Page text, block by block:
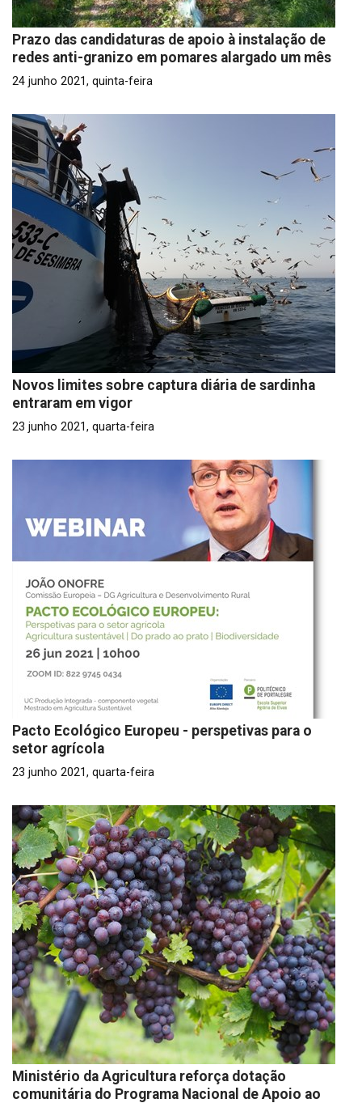
Prazo das candidaturas de apoio à instalação de
redes anti-granizo em pomares alargado um mês
24 junho 2021, quinta-feira
Novos limites sobre captura diária de sardinha
entraram em vigor
23 junho 2021, quarta-feira
Pacto Ecológico Europeu - perspetivas para o
setor agrícola
23 junho 2021, quarta-feira
Ministério da Agricultura reforça dotação
comunitária do Programa Nacional de Apoio ao